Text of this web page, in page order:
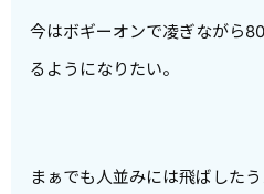
今はボギーオンで凌ぎながら
るようになりたい。
まぁでも人並みには飛ばした